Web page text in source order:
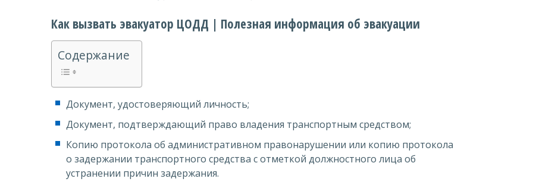
Как вызвать эвакуатор ЦОДД | Полезная информация об эвакуации
Содержание
Документ, удостоверяющий личность;
Документ, подтверждающий право владения транспортным средством;
Копию протокола об административном правонарушении или копию протокола
о задержании транспортного средства с отметкой должностного лица об
устранении причин задержания.